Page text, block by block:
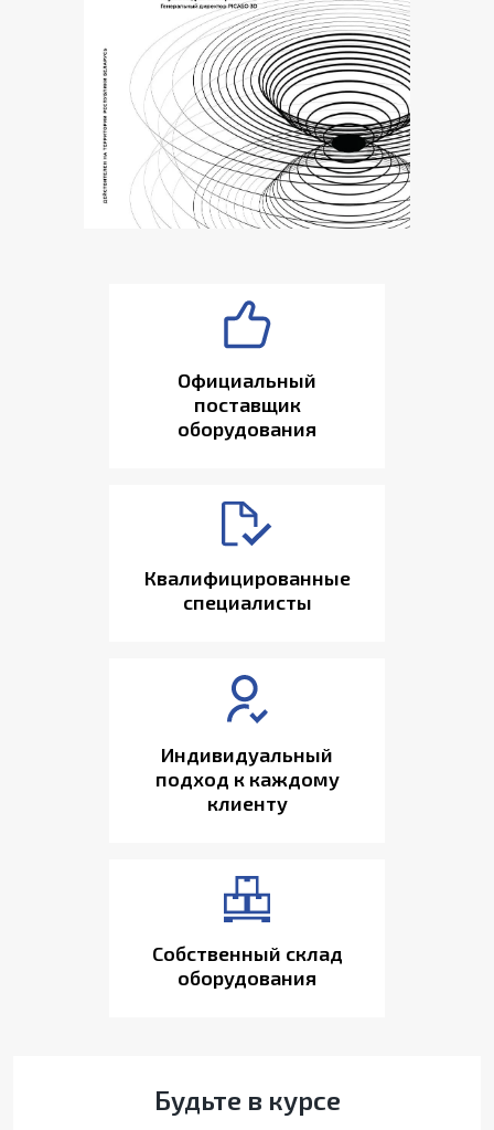
Официальный
поставщик
оборудования
Квалифицированные
специалисты
Индивидуальный
подход к каждому
клиенту
Собственный склад
оборудования
Будьте в курсе